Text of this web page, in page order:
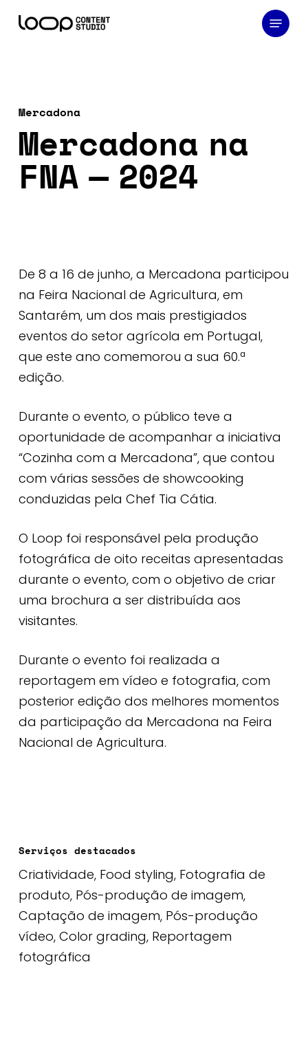
Menu
Mercadona
Mercadona na
FNA — 2024
De 8 a 16 de junho, a Mercadona participou
na Feira Nacional de Agricultura, em
Santarém, um dos mais prestigiados
eventos do setor agrícola em Portugal,
que este ano comemorou a sua 60.ª
edição.
Durante o evento, o público teve a
oportunidade de acompanhar a iniciativa
“Cozinha com a Mercadona”, que contou
com várias sessões de showcooking
conduzidas pela Chef Tia Cátia.
O Loop foi responsável pela produção
fotográfica de oito receitas apresentadas
durante o evento, com o objetivo de criar
uma brochura a ser distribuída aos
visitantes.
Durante o evento foi realizada a
reportagem em vídeo e fotografia, com
posterior edição dos melhores momentos
da participação da Mercadona na Feira
Nacional de Agricultura.
Serviços destacados
Criatividade, Food styling, Fotografia de
produto, Pós-produção de imagem,
Captação de imagem, Pós-produção
vídeo, Color grading, Reportagem
fotográfica